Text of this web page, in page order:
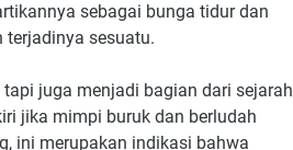
sebagai bunga tidur dan
sesuatu.
juga menjadi bagian dari sejarah
jika mimpi buruk dan berludah
ini merupakan indikasi bahwa